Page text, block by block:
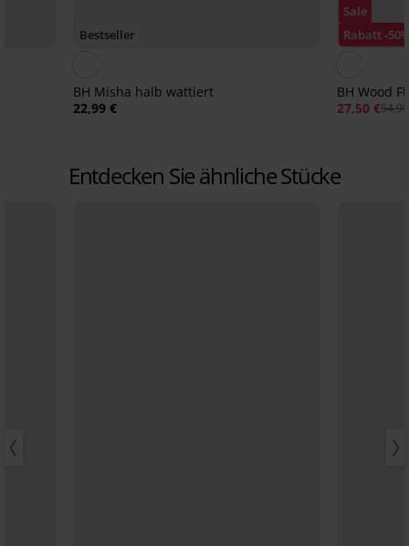
Bestseller
BH Misha halb wattiert
22,99 €
Sale
Rabatt -
BH Wood
27,50 €
Entdecken Sie ähnliche Stücke